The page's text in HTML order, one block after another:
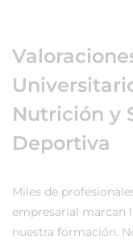
Nutrición y
Deportiva
Miles de
empresarial marcan
nuestra formación.